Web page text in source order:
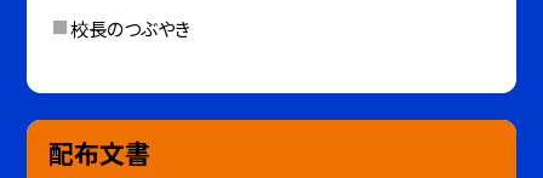
校長のつぶやき
配布文書